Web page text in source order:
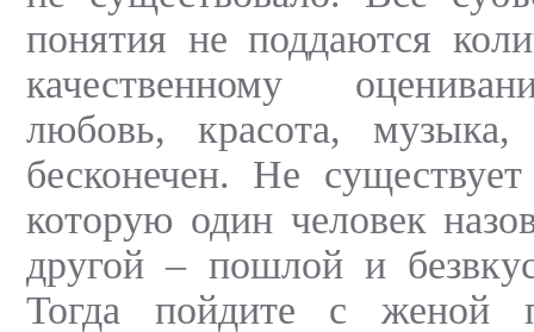
понятия не поддаются
качественному
любовь, красота,
бесконечен. Не
которую один человек
другой – пошлой и
Тогда пойдите с женой